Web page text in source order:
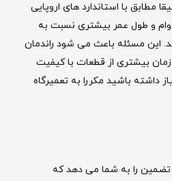
مطابق با استاندارد های اروپایی
و طول عمر بیشتری نسبت به
این مسئله باعث می شود راندمان
بیشتری از قطعات با کیفیت
داشته باشید مکررا به تعمیرگاه
تضمین را به شما می دهد که